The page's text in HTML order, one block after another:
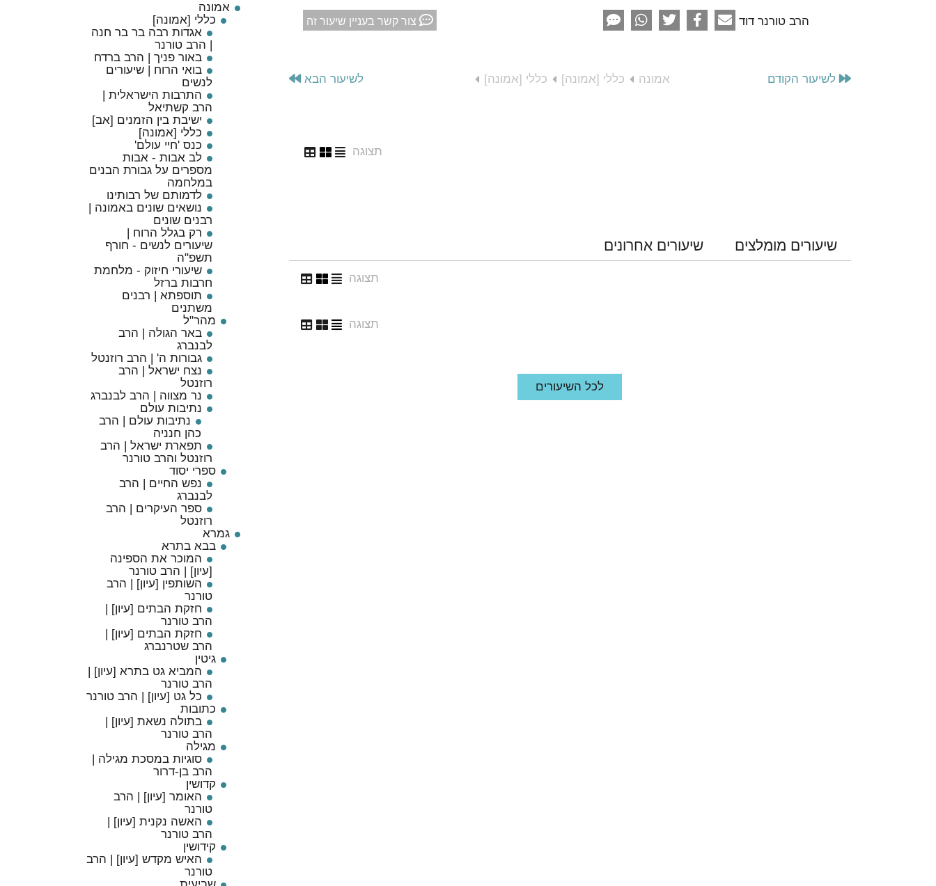
הרב טורנר דוד צור קשר בעניין שיעור זה
לשיעור הקודם לשיעור הבא אמונה כללי [אמונה] כללי [אמונה]
תצוגה
שיעורים מומלצים שיעורים אחרונים
תצוגה
תצוגה
לכל השיעורים
אמונה
כללי [אמונה]
אגדות רבה בר בר חנה
| הרב טורנר
באור פניך | הרב ברדח
בואי הרוח | שיעורים
לנשים
התרבות הישראלית |
הרב קשתיאל
ישיבת בין הזמנים [אב]
כללי [אמונה]
כנס 'חיי עולם'
לב אבות - אבות
מספרים על גבורת הבנים
במלחמה
לדמותם של רבותינו
נושאים שונים באמונה |
רבנים שונים
רק בגלל הרוח |
שיעורים לנשים - חורף
תשפ"ה
שיעורי חיזוק - מלחמת
חרבות ברזל
תוספתא | רבנים
משתנים
מהר"ל
באר הגולה | הרב
לבנברג
גבורות ה' | הרב רוזנטל
נצח ישראל | הרב
רוזנטל
נר מצווה | הרב לבנברג
נתיבות עולם
נתיבות עולם | הרב
כהן חנניה
תפארת ישראל | הרב
רוזנטל והרב טורנר
ספרי יסוד
נפש החיים | הרב
לבנברג
ספר העיקרים | הרב
רוזנטל
גמרא
בבא בתרא
המוכר את הספינה
[עיון] | הרב טורנר
השותפין [עיון] | הרב
טורנר
חזקת הבתים [עיון] |
הרב טורנר
חזקת הבתים [עיון] |
הרב שטרנברג
גיטין
המביא גט בתרא [עיון] |
הרב טורנר
כל גט [עיון] | הרב טורנר
כתובות
בתולה נשאת [עיון] |
הרב טורנר
מגילה
סוגיות במסכת מגילה |
הרב בן-דרור
קדושין
האומר [עיון] | הרב
טורנר
האשה נקנית [עיון] |
הרב טורנר
קידושין
האיש מקדש [עיון] | הרב
טורנר